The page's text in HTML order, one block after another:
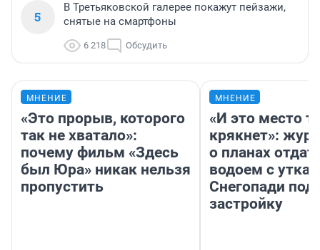
5
В Третьяковской галерее покажут пейзажи,
снятые на смартфоны
6 218 Обсудить
МНЕНИЕ
«Это прорыв, которого
так не хватало»:
почему фильм «Здесь
был Юра» никак нельзя
пропустить
МНЕНИЕ
«И это место
крякнет»:
о планах
водоем с
Снегопади под
застройку